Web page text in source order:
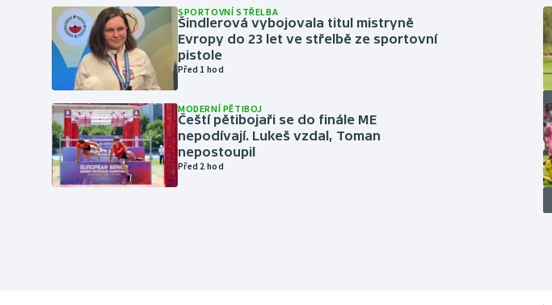
SPORTOVNÍ STŘELBA
Šindlerová vybojovala titul mistryně
Evropy do 23 let ve střelbě ze sportovní
pistole
Před 1 hod
MODERNÍ PĚTIBOJ
Čeští pětibojaři se do finále ME
nepodívají. Lukeš vzdal, Toman
nepostoupil
Před 2 hod